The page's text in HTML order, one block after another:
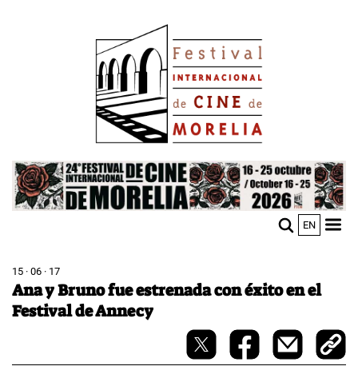
Image
EN
15 · 06 · 17
Ana y Bruno fue estrenada con éxito en el
Festival de Annecy